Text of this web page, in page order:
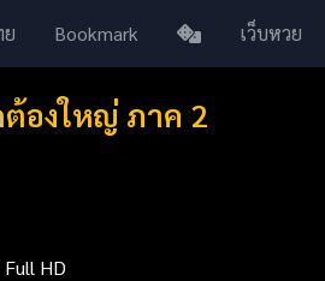
Bookmark เว็บหวย
องใหญ่ ภาค 2
Full HD